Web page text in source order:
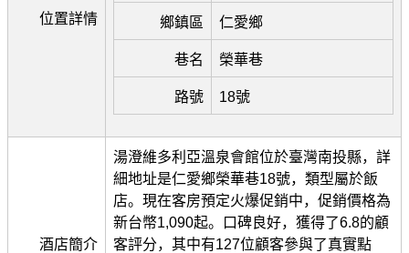
位置詳情 鄉鎮區 仁愛鄉
巷名 榮華巷
路號 18號
酒店簡介
湯澄維多利亞溫泉會館位於臺灣南投縣，詳
細地址是仁愛鄉榮華巷18號，類型屬於飯
店。現在客房預定火爆促銷中，促銷價格為
新台幣1,090起。口碑良好，獲得了6.8的顧
客評分，其中有127位顧客參與了真實點